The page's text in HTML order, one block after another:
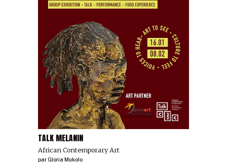
TALK MELANIN
African Contemporary Art
parGloria Mukolo